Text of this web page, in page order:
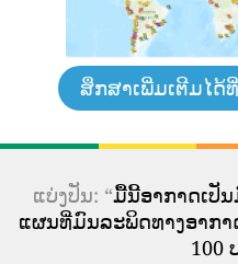
ສຶກສາເພີ່ມເຕີມໄດ້ທີ່
ແບ່ງປັນ: “ມື້ນີ້ອາກາດເປັ
ແຜນທີ່ມົນລະພິດທາງອາກາ
100